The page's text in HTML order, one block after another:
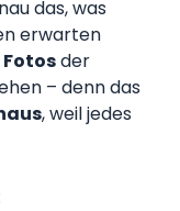
das, was
erwarten
der
– denn das
, weil jedes